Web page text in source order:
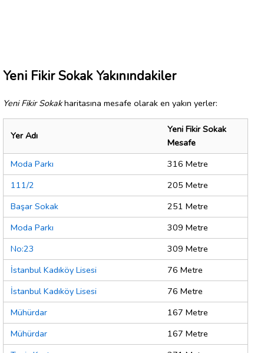
Yeni Fikir Sokak Yakınındakiler
Yeni Fikir Sokakharitasına mesafe olarak en yakın yerler:
Yer Adı
Yeni Fikir Sokak
Mesafe
Moda Parkı
316 Metre
111/2
205 Metre
Başar Sokak
251 Metre
Moda Parkı
309 Metre
No:23
309 Metre
İstanbul Kadıköy Lisesi
76 Metre
İstanbul Kadıköy Lisesi
76 Metre
Mühürdar
167 Metre
Mühürdar
167 Metre